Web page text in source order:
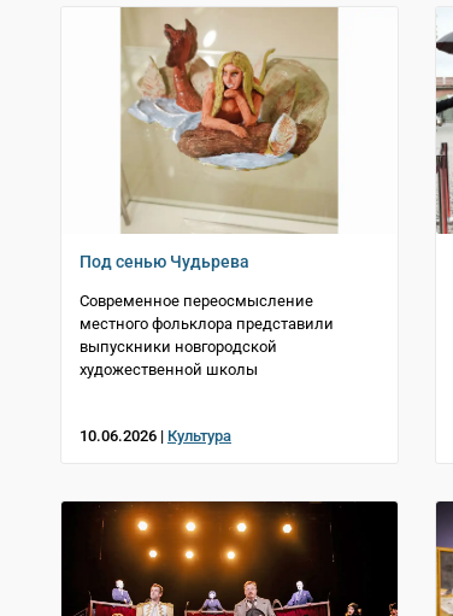
Под сенью Чудьрева
Современное переосмысление
местного фольклора представили
выпускники новгородской
художественной школы
10.06.2026 | Культура